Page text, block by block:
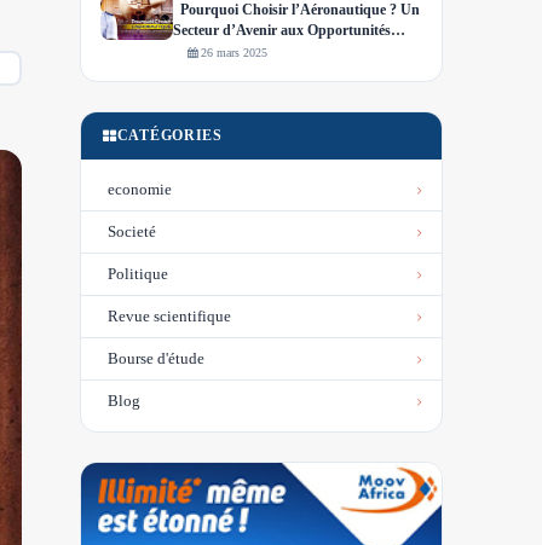
Pourquoi Choisir l’Aéronautique ? Un
Secteur d’Avenir aux Opportunités
Illimitées
26 mars 2025
CATÉGORIES
economie
Societé
Politique
Revue scientifique
Bourse d'étude
Blog